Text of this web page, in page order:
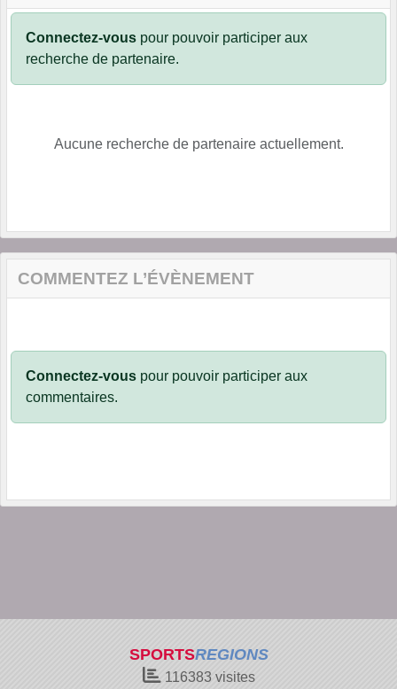
Connectez-vous pour pouvoir participer aux
recherche de partenaire.
Aucune recherche de partenaire actuellement.
COMMENTEZ L’ÉVÈNEMENT
Connectez-vous pour pouvoir participer aux
commentaires.
SPORTSREGIONS
116383 visites